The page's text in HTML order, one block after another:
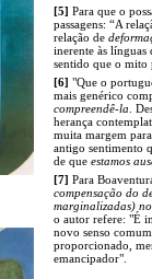
[5] Para que o
passagens: “A
relação de
inerente às
sentido que o mito
[6] "Que o
mais genérico
compreendê-la .
herança
muita margem
antigo sentimento
de que estamos
[7] Para
compensação do
marginalizadas)
o autor refere: "É
novo senso
proporcionado,
emancipador".